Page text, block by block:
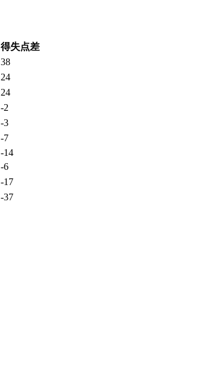
得失点差
38
24
24
-2
-3
-7
-14
-6
-17
-37